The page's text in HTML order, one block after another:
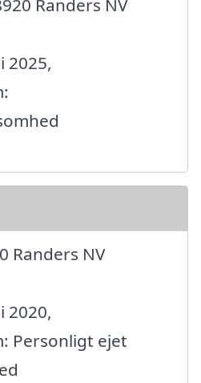
Randers NV
2025,
Randers NV
2020,
Personligt ejet